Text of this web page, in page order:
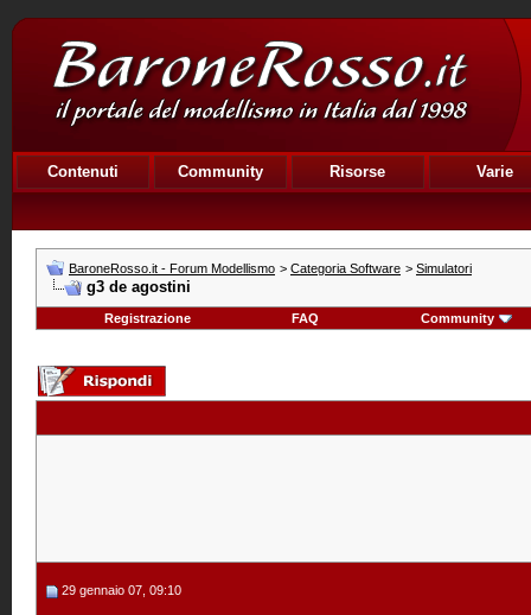
Contenuti Community Risorse Varie
BaroneRosso.it - Forum Modellismo > Categoria Software > Simulatori
g3 de agostini
Registrazione FAQ Community
29 gennaio 07, 09:10